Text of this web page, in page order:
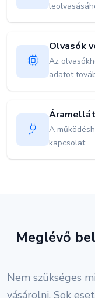
Olvasók
Az
adatot
A
kapcsolat.
Meglévő
Nem szükséges
vásárolni. Sok